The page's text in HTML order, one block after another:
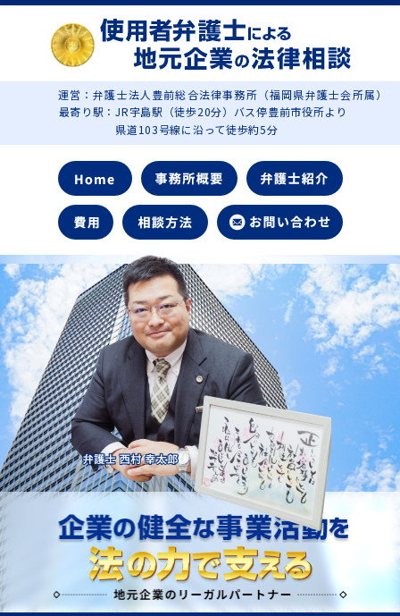
運営：弁護士法人豊前総合法律事務所（福岡県弁護士会所属）
最寄り駅：JR宇島駅（徒歩20分）バス停豊前市役所より
県道103号線に沿って徒歩約5分